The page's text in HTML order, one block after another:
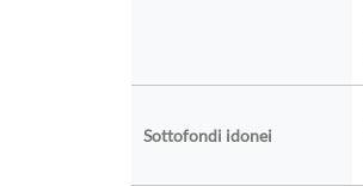
Sottofondi idonei